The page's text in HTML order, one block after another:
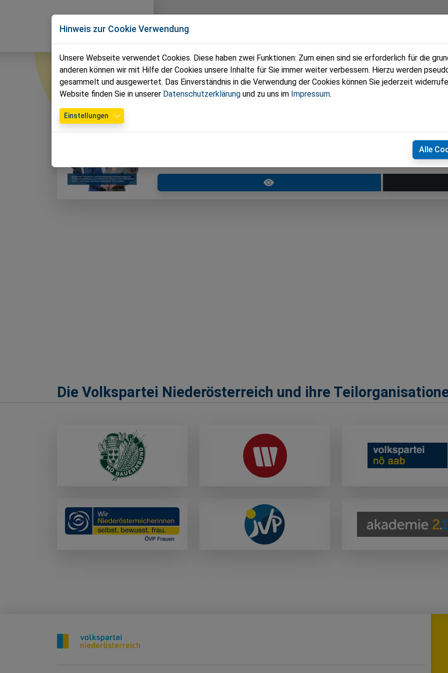
Markersdorf-Haindorf
Team
Die Volkspartei Niederösterreich und ihre
Hinweis zur Cookie Verwendung
Unsere Webseite verwendet Cookies. Diese haben zwei Funktionen: Zum einen sind sie erforderlich für die
anderen können wir mit Hilfe der Cookies unsere Inhalte für Sie immer weiter verbessern. Hierzu werden
gesammelt und ausgewertet. Das Einverständnis in die Verwendung der Cookies können Sie jederzeit
Website finden Sie in unserer Datenschutzerklärung und zu uns im Impressum.
Einstellungen
Alle